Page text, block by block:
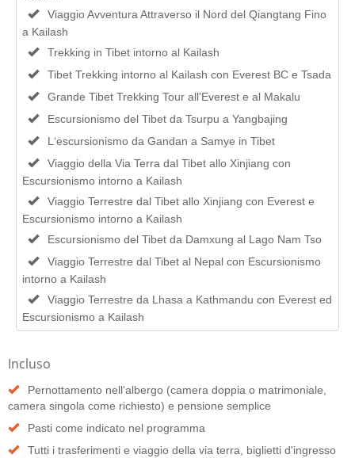
Viaggio Avventura Attraverso il Nord del Qiangtang Fino
a Kailash
Trekking in Tibet intorno al Kailash
Tibet Trekking intorno al Kailash con Everest BC e Tsada
Grande Tibet Trekking Tour all'Everest e al Makalu
Escursionismo del Tibet da Tsurpu a Yangbajing
L‘escursionismo da Gandan a Samye in Tibet
Viaggio della Via Terra dal Tibet allo Xinjiang con
Escursionismo intorno a Kailash
Viaggio Terrestre dal Tibet allo Xinjiang con Everest e
Escursionismo intorno a Kailash
Escursionismo del Tibet da Damxung al Lago Nam Tso
Viaggio Terrestre dal Tibet al Nepal con Escursionismo
intorno a Kailash
Viaggio Terrestre da Lhasa a Kathmandu con Everest ed
Escursionismo a Kailash
Incluso
Pernottamento nell'albergo (camera doppia o matrimoniale,
camera singola come richiesto) e pensione semplice
Pasti come indicato nel programma
Tutti i trasferimenti e viaggio della via terra, biglietti d'ingresso